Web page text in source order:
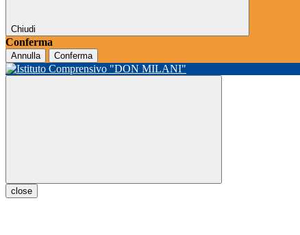
Chiudi
Conferma
Annulla Conferma
close